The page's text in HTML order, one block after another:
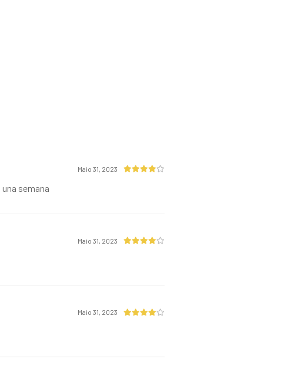
Maio 31, 2023
semana
Maio 31, 2023
Maio 31, 2023